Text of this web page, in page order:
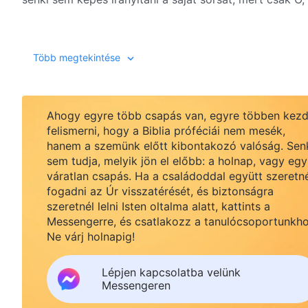
A kezdetektől fogva, amióta az ember létezik, Isten
minden dolog, az ember is tudtán kívül él Isten
Az ember szíve és lelke Isten markában van, és Isten
elhiszed-e mindezt vagy sem, minden és bármi,
mozdul, változik, újul meg és tűnik el. Így gyakorol
Forrás: Az Ige, I.
Több megtekintése
Ahogy egyre több csapás van, egyre többen
felismerni, hogy a Biblia próféciái nem mesék,
hanem a szemünk előtt kibontakozó valóság.
sem tudja, melyik jön el előbb: a holnap, vagy egy
váratlan csapás. Ha a családoddal együtt
fogadni az Úr visszatérését, és biztonságra
szeretnél lelni Isten oltalma alatt, kattints a
Messengerre, és csatlakozz a
Ne várj holnapig!
Lépjen kapcsolatba velünk
Messengeren